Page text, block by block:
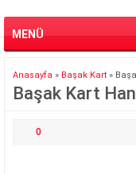
MENÜ
Anasayfa » Başak Kart »
Başak Kart
0